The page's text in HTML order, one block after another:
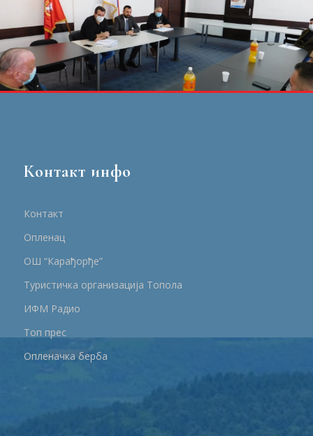
Контакт инфо
Контакт
Опленац
ОШ “Карађорђе”
Туристичка организација Топола
ИФМ Радио
Топ прес
Опленачка берба